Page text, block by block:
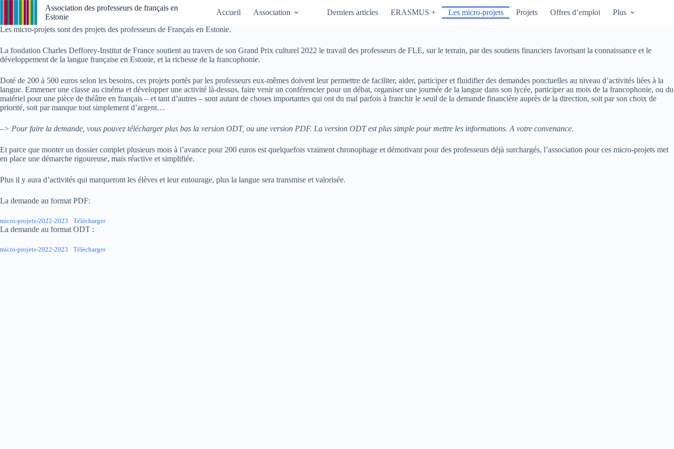
Association des professeurs de français en
Estonie
Accueil Association Derniers articles ERASMUS + Les micro-projets Projets Offres d’emploi
Plus
Les micro-projets sont des projets des professeurs de Français en Estonie.
La fondation Charles Defforey-Institut de France soutient au travers de son Grand Prix culturel 2022 le travail des professeurs de FLE, sur le terrain, par des soutiens financiers favorisant la connaissance et le
développement de la langue française en Estonie, et la richesse de la francophonie.
Doté de 200 à 500 euros selon les besoins, ces projets portés par les professeurs eux-mêmes doivent leur permettre de faciliter, aider, participer et fluidifier des demandes ponctuelles au niveau d’activités liées à la
langue. Emmener une classe au cinéma et développer une activité là-dessus, faire venir un conférencier pour un débat, organiser une journée de la langue dans son lycée, participer au mois de la francophonie, ou du
matériel pour une pièce de théâtre en français – et tant d’autres – sont autant de choses importantes qui ont du mal parfois à franchir le seuil de la demande financière auprès de la direction, soit par son choix de
priorité, soit par manque tout simplement d’argent…
–> Pour faire la demande, vous pouvez télécharger plus bas la version ODT, ou une version PDF. La version ODT est plus simple pour mettre les informations. A votre convenance.
Et parce que monter un dossier complet plusieurs mois à l’avance pour 200 euros est quelquefois vraiment chronophage et démotivant pour des professeurs déjà surchargés, l’association pour ces micro-projets met
en place une démarche rigoureuse, mais réactive et simplifiée.
Plus il y aura d’activités qui marqueront les élèves et leur entourage, plus la langue sera transmise et valorisée.
La demande au format PDF:
micro-projets-2022-2023 Télécharger
La demande au format ODT :
micro-projets-2022-2023 Télécharger